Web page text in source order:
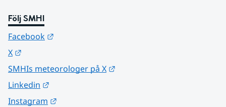
Följ SMHI
Facebook
X
SMHIs meteorologer på X
Linkedin
Instagram